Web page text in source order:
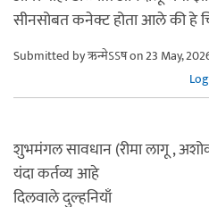
सीनसोबत कनेक्ट होता आले की हे
Submitted byऋन्मेऽऽषon 23 May,
शुभमंगल सावधान (रीमा लागू ,
यंदा कर्तव्य आहे
दिलवाले दुल्हनियाँ